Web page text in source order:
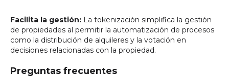
Facilita la gestión: La tokenización simplifica la gestión
de propiedades al permitir la automatización de procesos
como la distribución de alquileres y la votación en
decisiones relacionadas con la propiedad.
Preguntas frecuentes